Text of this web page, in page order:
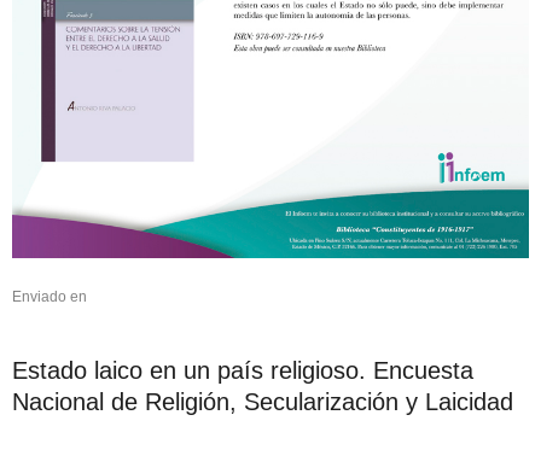
Enviado en
Estado laico en un país religioso. Encuesta
Nacional de Religión, Secularización y Laicidad